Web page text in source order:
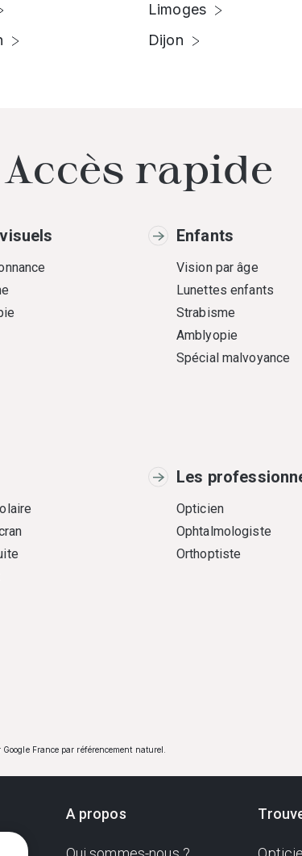
Limoges
Dijon
Accès rapide
Enfants
Vision par âge
Lunettes enfants
Strabisme
Amblyopie
Spécial malvoyance
Les
Opticien
Ophtalmologiste
Orthoptiste
France par référencement naturel.
A propos